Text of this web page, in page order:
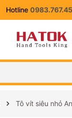
Hotline
Tô vít siêu nhỏ